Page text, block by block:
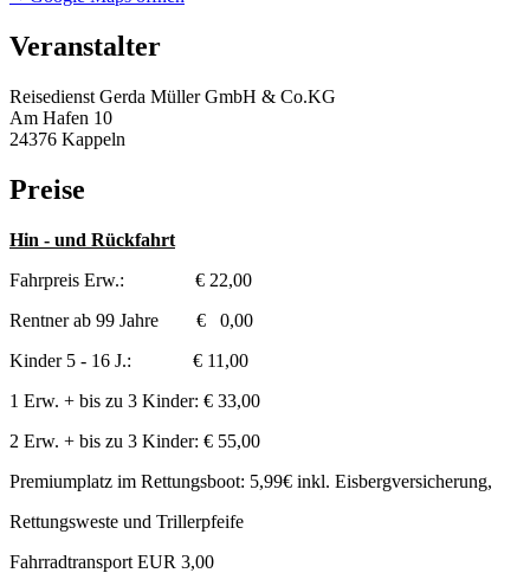
Veranstalter
Reisedienst Gerda Müller GmbH & Co.KG
Am Hafen 10
24376 Kappeln
Preise
Hin - und Rückfahrt
Fahrpreis Erw.: € 22,00
Rentner ab 99 Jahre € 0,00
Kinder 5 - 16 J.: € 11,00
1 Erw. + bis zu 3 Kinder: € 33,00
2 Erw. + bis zu 3 Kinder: € 55,00
Premiumplatz im Rettungsboot: 5,99€ inkl. Eisbergversicherung,
Rettungsweste und Trillerpfeife
Fahrradtransport EUR 3,00